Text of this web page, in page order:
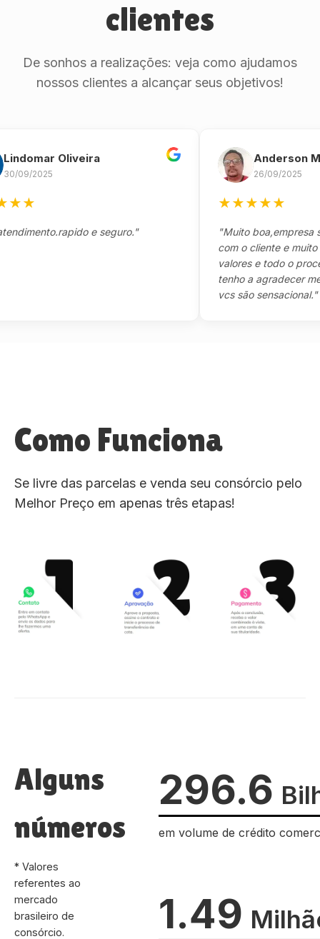
clientes
De sonhos a realizações: veja como ajudamos
nossos clientes a alcançar seus objetivos!
Oliveira
2025
e seguro."
Anderson
26/09/2025
★★★
"Muito boa,empresa séria
com o cliente e muito
valores e todo o processo
tenho a agradecer
vcs são sensacional."
Como Funciona
Se livre das parcelas e venda seu consórcio pelo
Melhor Preço em apenas três etapas!
Alguns
números
* Valores
referentes ao
mercado
brasileiro de
consórcio.
296.6
em volume de crédito
1.49